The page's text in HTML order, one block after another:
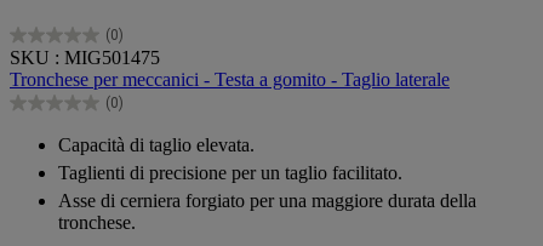
(0)
0.0
su
5
stelle.
SKU : MIG501475
Tronchese per meccanici - Testa a gomito - Taglio laterale
(0)
0.0
stelle.
Capacità di taglio elevata.
Taglienti di precisione per un taglio facilitato.
Asse di cerniera forgiato per una maggiore durata della
tronchese.